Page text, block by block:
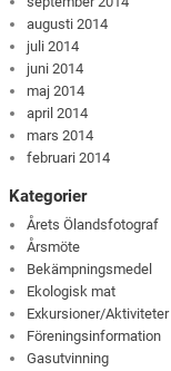
augusti 2014
juli 2014
juni 2014
maj 2014
april 2014
mars 2014
februari 2014
Kategorier
Årets Ölandsfotograf
Årsmöte
Bekämpningsmedel
Ekologisk mat
Exkursioner/Aktiviteter
Föreningsinformation
Gasutvinning